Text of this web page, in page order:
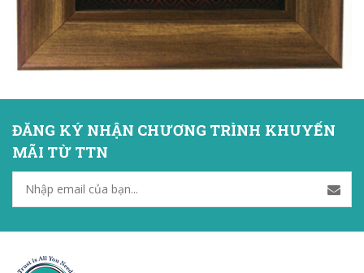
ĐĂNG KÝ NHẬN CHƯƠNG TRÌNH KHUYẾN
MÃI TỪ TTN